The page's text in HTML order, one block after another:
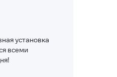
установка
всеми